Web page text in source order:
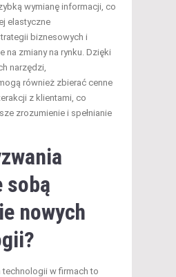
wymianę informacji, co
elastyczne
biznesowych i
na zmiany na rynku. Dzięki
narzędzi,
również zbierać cenne
z klientami, co
zrozumienie i spełnianie
sobą
nowych
technologii w firmach to